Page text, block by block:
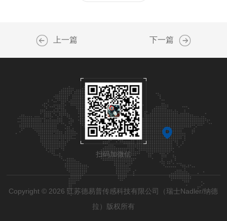
上一篇 下一篇
扫码加微信
Copyright © 2026 江苏德易普传感科技有限公司（瑞士Nadler/纳德
拉）版权所有